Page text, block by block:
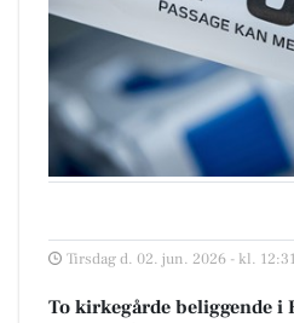
Tirsdag d. 02. jun. 2026 - kl. 12:31
To kirkegårde beliggende i